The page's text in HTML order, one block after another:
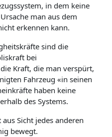
in dem keine
man aus dem
erkennen kann.
sind die
bei
Kraft, die man verspürt,
Fahrzeug «in seinen
haben keine
des Systems.
Sicht jedes anderen
bewegt.